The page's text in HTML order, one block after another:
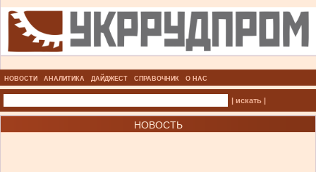
НОВОСТИ АНАЛИТИКА ДАЙДЖЕСТ СПРАВОЧНИК О НАС
| искать |
НОВОСТЬ